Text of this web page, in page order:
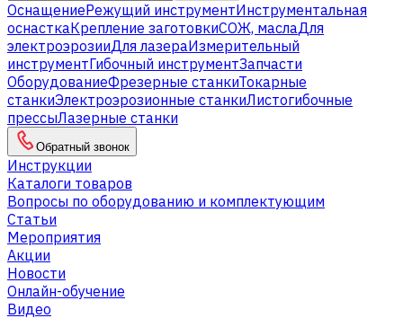
ОснащениеРежущий инструментИнструментальная
оснасткаКрепление заготовкиСОЖ, маслаДля
электроэрозииДля лазераИзмерительный
инструментГибочный инструментЗапчасти
ОборудованиеФрезерные станкиТокарные
станкиЭлектроэрозионные станкиЛистогибочные
прессыЛазерные станки
Обратный звонок
Инструкции
Каталоги товаров
Вопросы по оборудованию и комплектующим
Статьи
Мероприятия
Акции
Новости
Онлайн-обучение
Видео